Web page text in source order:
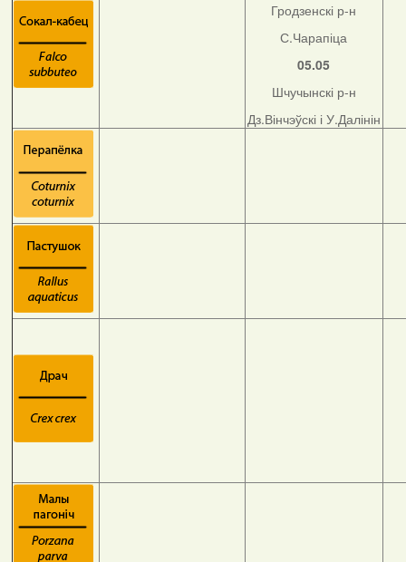
Гродзенскі р-н
С.Чарапіца
05.05
Шчучынскі р-н
Дз.Вінчэўскі і У.Далінін